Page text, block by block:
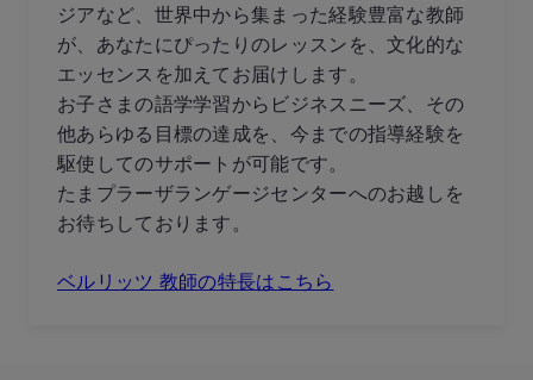
ジアなど、世界中から集まった経験豊富な教師
が、あなたにぴったりのレッスンを、文化的な
エッセンスを加えてお届けします。
お子さまの語学学習からビジネスニーズ、その
他あらゆる目標の達成を、今までの指導経験を
駆使してのサポートが可能です。
たまプラーザランゲージセンターへのお越しを
お待ちしております。
ベルリッツ 教師の特長はこちら